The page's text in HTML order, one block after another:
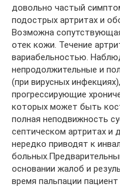
довольно частый
подострых артритах и
Возможна
отек кожи. Течение
вариабельностью.
непродолжительные и
(при вирусных
прогрессирующие
которых может быть
полная неподвижность
септическом артритах и
нередко приводят к
основании жалоб и
время пальпации